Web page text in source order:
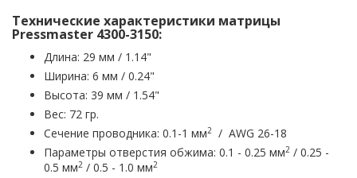
Технические характеристики матрицы
Pressmaster 4300-3150:
Длина: 29 мм / 1.14"
Ширина: 6 мм / 0.24"
Высота: 39 мм / 1.54"
Вес: 72 гр.
Сечение проводника: 0.1-1 мм2 / AWG 26-18
Параметры отверстия обжима: 0.1 - 0.25 мм2 / 0.25 -
0.5 мм2 / 0.5 - 1.0 мм2